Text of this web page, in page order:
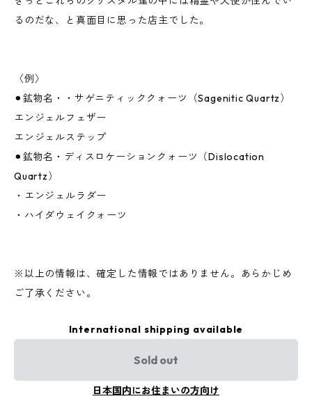
るのだな、と真面目に思った店主でした。
〈例〉
⚫︎鉱物名・・サゲニティッククォーツ（Sagenitic Quartz）
エンジェルフェザー
エンジェルステップ
⚫︎鉱物名・ディスロケーションクォーツ（Dislocation
Quartz）
・エンジェルラダー
・ハイダウェイクォーツ
※以上の情報は、確定した情報ではありません。あらかじめ
ご了承ください。
International shipping available
Sold out
日本国内にお住まいの方向け